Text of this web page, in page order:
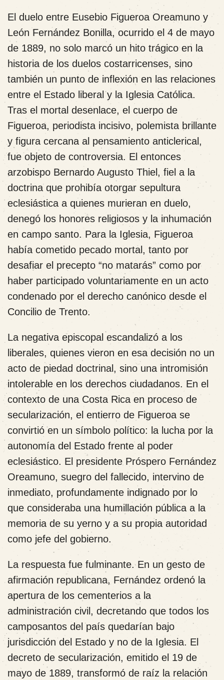
El duelo entre Eusebio Figueroa Oreamuno y
León Fernández Bonilla, ocurrido el 4 de mayo
de 1889, no solo marcó un hito trágico en la
historia de los duelos costarricenses, sino
también un punto de inflexión en las relaciones
entre el Estado liberal y la Iglesia Católica.
Tras el mortal desenlace, el cuerpo de
Figueroa, periodista incisivo, polemista brillante
y figura cercana al pensamiento anticlerical,
fue objeto de controversia. El entonces
arzobispo Bernardo Augusto Thiel, fiel a la
doctrina que prohibía otorgar sepultura
eclesiástica a quienes murieran en duelo,
denegó los honores religiosos y la inhumación
en campo santo. Para la Iglesia, Figueroa
había cometido pecado mortal, tanto por
desafiar el precepto “no matarás” como por
haber participado voluntariamente en un acto
condenado por el derecho canónico desde el
Concilio de Trento.
La negativa episcopal escandalizó a los
liberales, quienes vieron en esa decisión no un
acto de piedad doctrinal, sino una intromisión
intolerable en los derechos ciudadanos. En el
contexto de una Costa Rica en proceso de
secularización, el entierro de Figueroa se
convirtió en un símbolo político: la lucha por la
autonomía del Estado frente al poder
eclesiástico. El presidente Próspero Fernández
Oreamuno, suegro del fallecido, intervino de
inmediato, profundamente indignado por lo
que consideraba una humillación pública a la
memoria de su yerno y a su propia autoridad
como jefe del gobierno.
La respuesta fue fulminante. En un gesto de
afirmación republicana, Fernández ordenó la
apertura de los cementerios a la
administración civil, decretando que todos los
camposantos del país quedarían bajo
jurisdicción del Estado y no de la Iglesia. El
decreto de secularización, emitido el 19 de
mayo de 1889, transformó de raíz la relación